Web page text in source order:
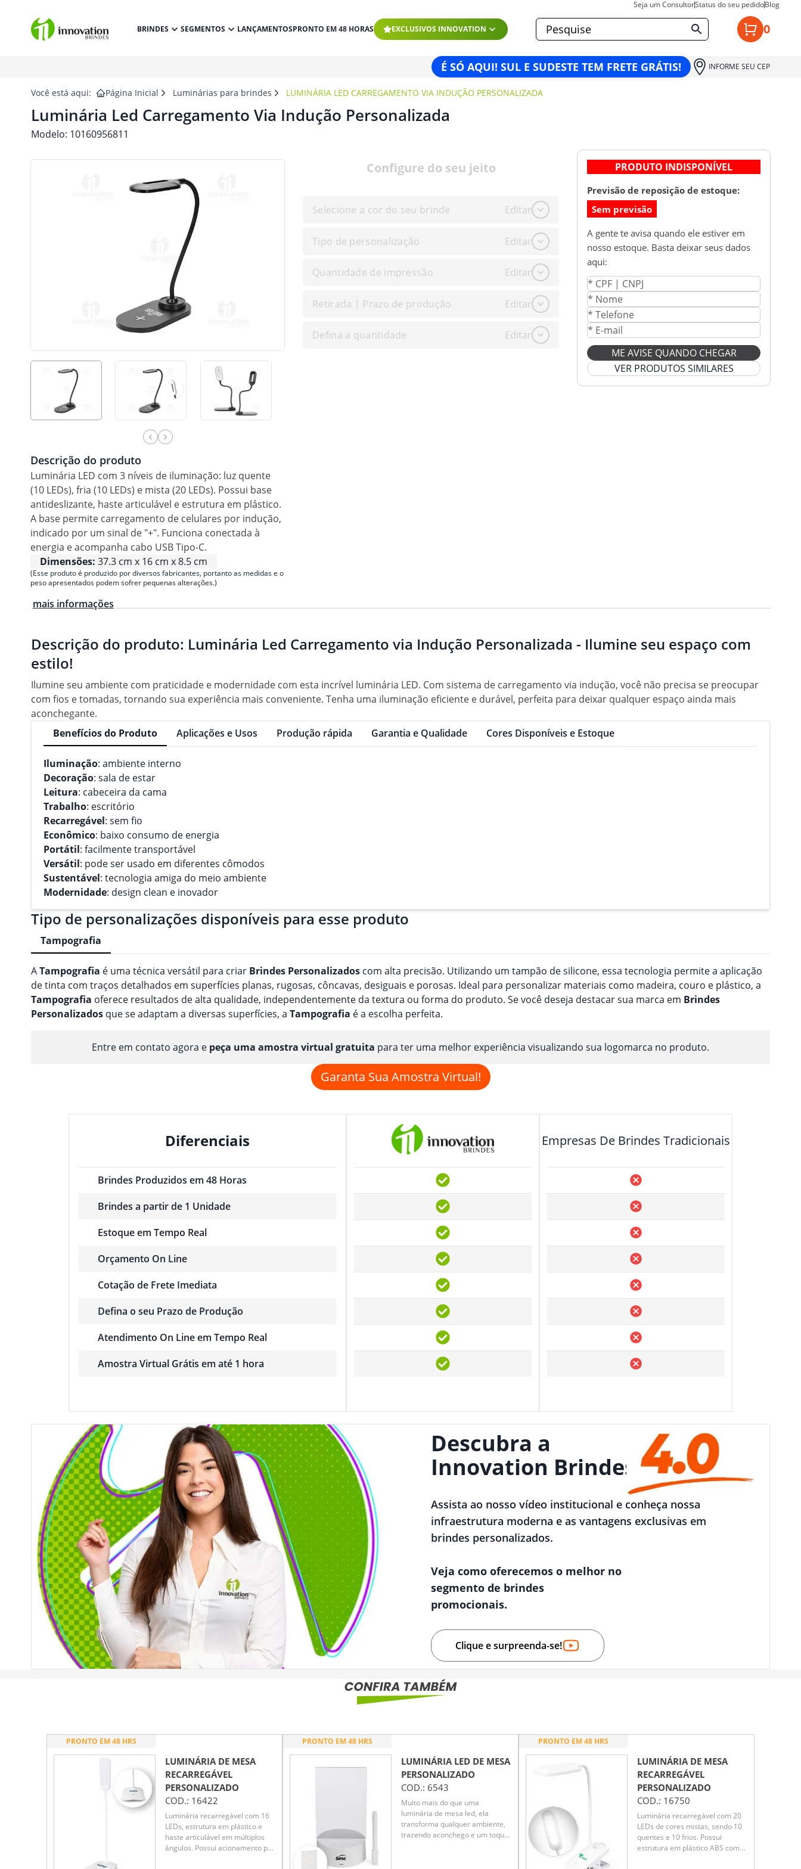
Seja um ConsultorStatus do seu pedidoBlog
BRINDES SEGMENTOS LANÇAMENTOSPRONTO EM 48 HORAS EXCLUSIVOS INNOVATION 0
É SÓ AQUI! SUL E SUDESTE TEM FRETE GRÁTIS! INFORME SEU CEP
Você está aqui: Página Inicial Luminárias para brindes LUMINÁRIA LED CARREGAMENTO VIA INDUÇÃO PERSONALIZADA
Luminária Led Carregamento Via Indução Personalizada
Modelo: 10160956811
Descrição do produto
Luminária LED com 3 níveis de iluminação: luz quente
(10 LEDs), fria (10 LEDs) e mista (20 LEDs). Possui base
antideslizante, haste articulável e estrutura em plástico.
A base permite carregamento de celulares por indução,
indicado por um sinal de "+". Funciona conectada à
energia e acompanha cabo USB Tipo-C.
Dimensões: 37.3 cm x 16 cm x 8.5 cm
(Esse produto é produzido por diversos fabricantes, portanto as medidas e o
peso apresentados podem sofrer pequenas alterações.)
Configure do seu jeito
Selecione a cor do seu brinde Editar
Tipo de personalização Editar
Quantidade de impressão Editar
Retirada | Prazo de produção Editar
Defina a quantidade Editar
PRODUTO INDISPONÍVEL
Previsão de reposição de estoque:
Sem previsão
A gente te avisa quando ele estiver em
nosso estoque. Basta deixar seus dados
aqui:
ME AVISE QUANDO CHEGAR
VER PRODUTOS SIMILARES
mais informações
Descrição do produto: Luminária Led Carregamento via Indução Personalizada - Ilumine seu espaço com
estilo!
Ilumine seu ambiente com praticidade e modernidade com esta incrível luminária LED. Com sistema de carregamento via indução, você não precisa se preocupar
com fios e tomadas, tornando sua experiência mais conveniente. Tenha uma iluminação eficiente e durável, perfeita para deixar qualquer espaço ainda mais
aconchegante.
Benefícios do Produto
Aplicações e Usos Produção rápida Garantia e Qualidade Cores Disponíveis e Estoque
Iluminação: ambiente interno
Decoração: sala de estar
Leitura: cabeceira da cama
Trabalho: escritório
Recarregável: sem fio
Econômico: baixo consumo de energia
Portátil: facilmente transportável
Versátil: pode ser usado em diferentes cômodos
Sustentável: tecnologia amiga do meio ambiente
Modernidade: design clean e inovador
Tipo de personalizações disponíveis para esse produto
Tampografia
ATampografia é uma técnica versátil para criar Brindes Personalizados com alta precisão. Utilizando um tampão de silicone, essa tecnologia permite a aplicação
de tinta com traços detalhados em superfícies planas, rugosas, côncavas, desiguais e porosas. Ideal para personalizar materiais como madeira, couro e plástico, a
Tampografia oferece resultados de alta qualidade, independentemente da textura ou forma do produto. Se você deseja destacar sua marca em Brindes
Personalizados que se adaptam a diversas superfícies, a Tampografia é a escolha perfeita.
Entre em contato agora e peça uma amostra virtual gratuita para ter uma melhor experiência visualizando sua logomarca no produto.
Garanta Sua Amostra Virtual!
Diferenciais
Brindes Produzidos em 48 Horas
Brindes a partir de 1 Unidade
Estoque em Tempo Real
Orçamento On Line
Cotação de Frete Imediata
Defina o seu Prazo de Produção
Atendimento On Line em Tempo Real
Amostra Virtual Grátis em até 1 hora
Empresas De Brindes Tradicionais
Descubra a
Innovation Brindes
Assista ao nosso vídeo institucional e conheça nossa
infraestrutura moderna e as vantagens exclusivas em
brindes personalizados.
Veja como oferecemos o melhor no
segmento de brindes
promocionais.
Clique e surpreenda-se!
PRONTO EM 48 HRS
LUMINÁRIA DE MESA
RECARREGÁVEL
PERSONALIZADO
COD.: 16422
Luminária recarregável com 16
LEDs, estrutura em plástico e
haste articulável em múltiplos
ângulos. Possui acionamento por
PRONTO EM 48 HRS
LUMINÁRIA LED DE MESA
PERSONALIZADO
COD.: 6543
Muito mais do que uma
luminária de mesa led, ela
transforma qualquer ambiente,
trazendo aconchego e um toque
PRONTO EM 48 HRS
LUMINÁRIA DE MESA
RECARREGÁVEL
PERSONALIZADO
COD.: 16750
Luminária recarregável com 20
LEDs de cores mistas, sendo 10
quentes e 10 frios. Possui
estrutura em plástico ABS com